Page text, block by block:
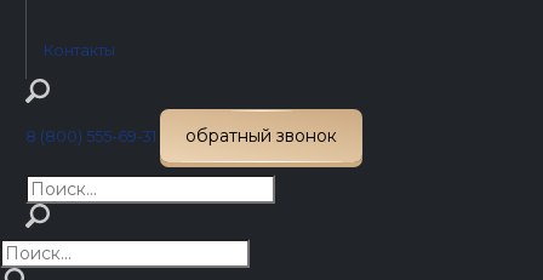
Контакты
8 (800) 555-69-31 обратный звонок
Заниженную выплату по ОСАГО
взыскали через финансового
уполномоченного без суда
Страховая занизила выплату по ОСАГО: